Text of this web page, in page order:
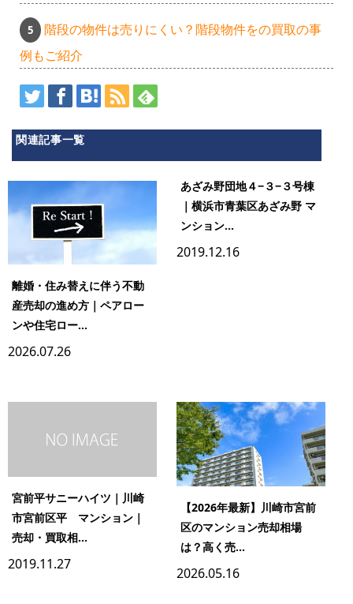
階段の物件は売りにくい？階段物件をの買取の事
例もご紹介
関連記事一覧
離婚・住み替えに伴う不動
産売却の進め方｜ペアロー
ンや住宅ロー...
2026.07.26
あざみ野団地４−３−３号棟
｜横浜市青葉区あざみ野 マ
ンション...
2019.12.16
宮前平サニーハイツ｜川崎
市宮前区平 マンション｜
売却・買取相...
2019.11.27
【2026年最新】川崎市宮前
区のマンション売却相場
は？高く売...
2026.05.16